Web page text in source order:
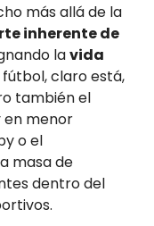
más allá de la
inherente de
lavida
fútbol, claro está,
también el
en menor
o el
masa de
dentro del